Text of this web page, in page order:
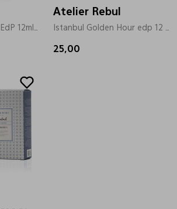
Atelier Rebul
25,00